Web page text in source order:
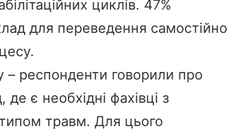
циклів. 47%
для переведення самостійно
респонденти говорили про
є необхідні фахівці з
типом травм. Для цього